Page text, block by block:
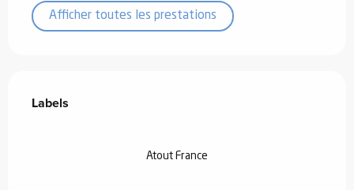
Afficher toutes les prestations
Labels
Labels
Atout France